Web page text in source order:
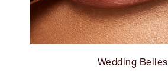
Wedding Belles